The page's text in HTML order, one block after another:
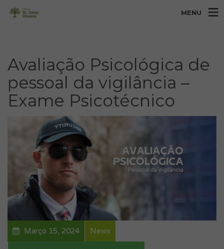
MENU
Avaliação Psicológica de
pessoal da vigilância –
Exame Psicotécnico
Março 15, 2024 News